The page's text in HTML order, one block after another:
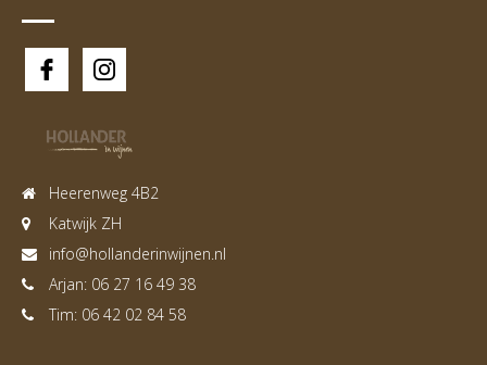
Heerenweg 4B2
Katwijk ZH
info@hollanderinwijnen.nl
Arjan: 06 27 16 49 38
Tim: 06 42 02 84 58